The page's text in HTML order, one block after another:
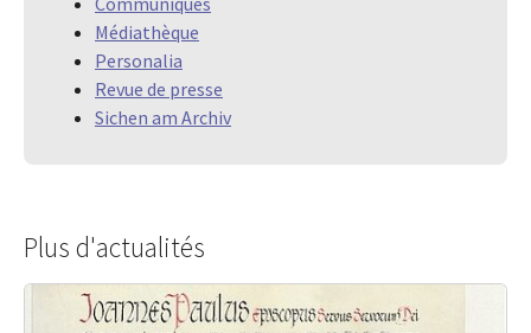
Médiathèque
Personalia
Revue de presse
Sichen am Archiv
Plus d'actualités